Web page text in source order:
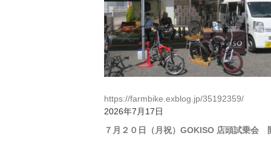
https://farmbike.exblog.jp/35192359/
2026年7月17日
７月２０日（月祝）GOKISO 店頭試乗会